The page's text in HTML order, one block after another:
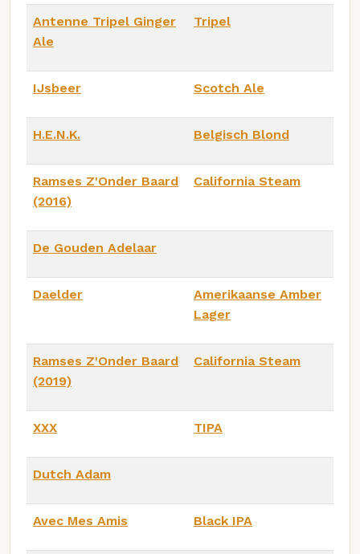
Antenne Tripel Ginger
Ale
Tripel
IJsbeer Scotch Ale
H.E.N.K. Belgisch Blond
Ramses Z'Onder Baard
(2016)
California Steam
De Gouden Adelaar
Daelder
Amerikaanse Amber
Lager
Ramses Z'Onder Baard
(2019)
California Steam
XXX TIPA
Dutch Adam
Avec Mes Amis Black IPA